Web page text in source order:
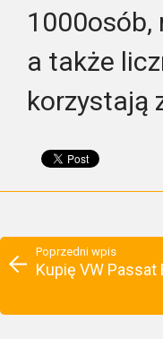
1000osób,
a także
korzystają
Poprzedni wpis
Kupię VW Passat